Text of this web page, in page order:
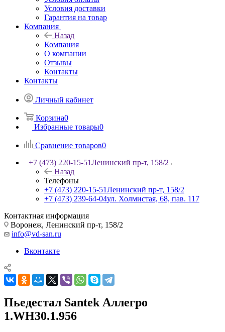
Условия доставки
Гарантия на товар
Компания
Назад
Компания
О компании
Отзывы
Контакты
Контакты
Личный кабинет
Корзина0
Избранные товары0
Сравнение товаров0
+7 (473) 220-15-51Ленинский пр-т, 158/2
Назад
Телефоны
+7 (473) 220-15-51Ленинский пр-т, 158/2
+7 (473) 239-64-04ул. Холмистая, 68, пав. 117
Контактная информация
Воронеж, Ленинский пр-т, 158/2
info@vd-san.ru
Вконтакте
Пьедестал Santek Аллегро
1.WH30.1.956